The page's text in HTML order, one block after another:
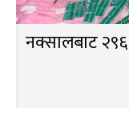
नक्सालबाट २९६